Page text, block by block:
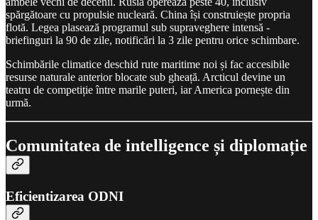
spărgătoare cu propulsie nucleară. China își construiește propria
flotă. Legea plasează programul sub supraveghere intensă -
briefinguri la 90 de zile, notificări la 3 zile pentru orice schimbare.
Schimbările climatice deschid rute maritime noi și fac accesibile
resurse naturale anterior blocate sub gheață. Arcticul devine un
teatru de competiție între marile puteri, iar America pornește din
urmă.
Comunitatea de intelligence și diplomație
Eficientizarea ODNI